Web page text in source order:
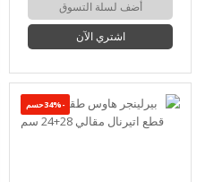
أضف لسلة التسوق
اشتري الآن
-34%حسم